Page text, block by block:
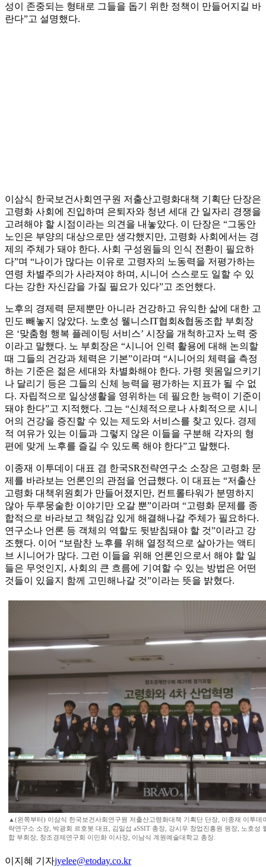
성이 존중되는 형태로 그들을 돕기 위한 정책이 만들어지길 바
란다”고 설명했다.
이삼식 한국보건사회연구원 저출산고령화대책 기획단 단장은
고령화 사회에 진입하며 은퇴자와 청년 세대 간 일자리 경쟁을
고려해야 할 시점이라는 의견을 내놓았다. 이 단장은 “그동안
노인은 부양의 대상으로만 생각했지만, 고령화 사회에서는 경
제의 주체가 돼야 한다. 사회 구성원들의 인식 전환이 필요하
다”며 “나이가 많다는 이유로 고령자의 노동력을 저평가하는
연령 차별주의가 사라져야 하며, 시니어 스스로도 일할 수 있
다는 강한 자신감을 가질 필요가 있다”고 조언했다.
노후의 경제력 문제뿐만 아니라 건강하고 유익한 삶에 대한 고
민도 빼놓지 않았다. 노호성 웰니스IT협회&협동조합 부회장
은 ‘맞춤형 행복 플레이팅 서비스’ 시장을 개척하고자 노력 중
이라고 말했다. 노 부회장은 “시니어 인력 활용에 대해 논의할
때 그들의 건강과 체력은 기본”이라며 “시니어의 체력을 측정
하는 기준은 젊은 세대와 차별화해야 한다. 가령 윗몸일으키기
나 달리기 등은 그들의 신체 능력을 평가하는 지표가 될 수 없
다. 자립적으로 일상생활을 영위하는 데 필요한 능력이 기준이
돼야 한다”고 지적했다. 그는 “신체적으로나 사회적으로 시니
어의 건강을 증진할 수 있는 제도와 서비스를 찾고 있다. 경제
적 여유가 있는 이들과 그렇지 않은 이들을 구분해 각자의 형
편에 맞게 노후를 즐길 수 있도록 해야 한다”고 말했다.
이종재 이투데이 대표 겸 한국SR전략연구소 소장은 고령화 문
제를 바라보는 언론인의 관점을 언급했다. 이 대표는 “저출산
고령화 대책위원회가 만들어졌지만, 컨트롤타워가 분명하지
않아 두루뭉술한 이야기만 오갈 뿐”이라며 “고령화 문제를 종
합적으로 바라보고 책임감 있게 해결해나갈 주체가 필요하다.
연구소나 언론 등 객체의 역할도 뒷받침돼야 할 것”이라고 강
조했다. 이어 “보람찬 노후를 위해 열정적으로 살아가는 액티
브 시니어가 많다. 그런 이들을 위해 언론인으로서 해야 할 일
들은 무엇인지, 사회의 큰 흐름에 기여할 수 있는 방법은 어떤
것들이 있을지 함께 고민해나갈 것”이라는 뜻을 밝혔다.
▲(왼쪽부터) 이삼식 한국보건사회연구원 저출산고령화대책 기획단 단장, 이종재 이투데
략연구소 소장, 박광회 르호봇 대표, 김일섭 aSSIT 총장, 강시우 창업진흥원 원장, 노호성
합 부회장, 창조경제연구회 이민화 이사장, 이남식 계원예술대학교 총장.
이지혜 기자jyelee@etoday.co.kr